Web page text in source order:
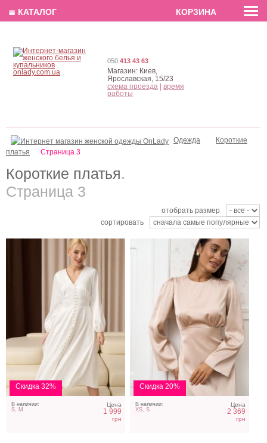
EN РУС
Короткие платья.
Страница 3
отобрать размер
сортировать
Молочное атласное
платье миди с длинным
Скидка 32%
В наличии:
S, M
Цена
1 999
грн
Елегантное бежевое
Скидка 20%
В наличии:
XS, S
Цена
2 369
грн
Коричневое атласное
платье
Маленькое белое платье
с рукавом 3/4 и
пуговицами
Одежда
Короткие
платья
Страница 3
050 413 43 63
Магазин: Киев,
Ярославская, 15/23
схема проезда
время
работы
≣ КАТАЛОГ КОРЗИНА